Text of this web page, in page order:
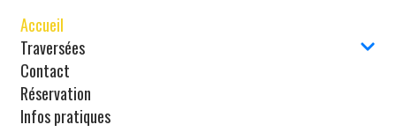
Accueil
Traversées
Contact
Réservation
Infos pratiques